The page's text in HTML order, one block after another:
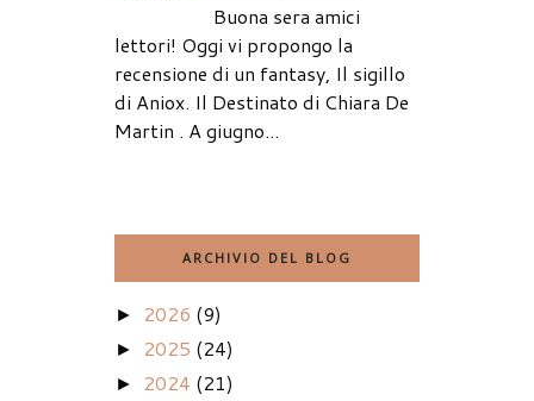
Buona sera amici
lettori! Oggi vi propongo la
recensione di un fantasy, Il sigillo
di Aniox. Il Destinato di Chiara De
Martin . A giugno...
ARCHIVIO DEL BLOG
► 2026 (9)
► 2025 (24)
► 2024 (21)